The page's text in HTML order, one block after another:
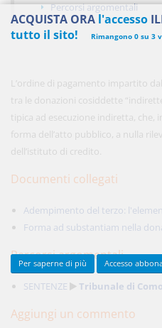
Percorsi argomentali
L’ordine di pagamento impartito
tra le donazioni cosiddette
tipica ad esecuzione indiretta, che,
forma dell’atto pubblico, a nulla
dell’istituto di credito.
Documenti collegati
Adempimento del terzo:
Forma ad substantiam nella
Percorsi argomentali
SENTENZE Tribunale di Como
Aggiungi un commento
ACQUISTA ORA l'accesso
tutto il sito!
Rimangono 0 su 3
450,00 €
570.00€
Per saperne di più Accesso